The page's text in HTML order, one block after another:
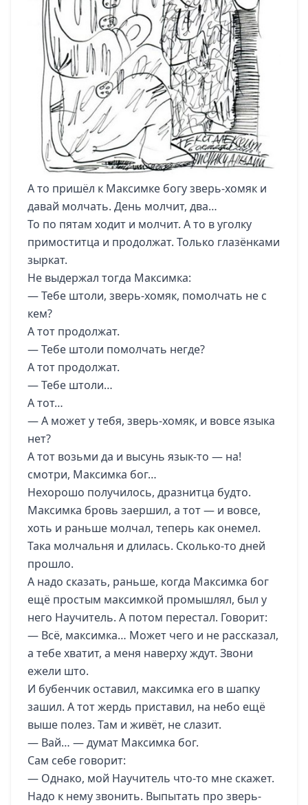
А то пришёл к Максимке богу зверь-хомяк и
давай молчать. День молчит, два…
То по пятам ходит и молчит. А то в уголку
примоститца и продолжат. Только глазёнками
зыркат.
Не выдержал тогда Максимка:
— Тебе штоли, зверь-хомяк, помолчать не с
кем?
А тот продолжат.
— Тебе штоли помолчать негде?
А тот продолжат.
— Тебе штоли…
А тот…
— А может у тебя, зверь-хомяк, и вовсе языка
нет?
А тот возьми да и высунь язык-то — на!
смотри, Максимка бог…
Нехорошо получилось, дразнитца будто.
Максимка бровь заершил, а тот — и вовсе,
хоть и раньше молчал, теперь как онемел.
Така молчальня и длилась. Сколько-то дней
прошло.
А надо сказать, раньше, когда Максимка бог
ещё простым максимкой промышлял, был у
него Научитель. А потом перестал. Говорит:
— Всё, максимка… Может чего и не рассказал,
а тебе хватит, а меня наверху ждут. Звони
ежели што.
И бубенчик оставил, максимка его в шапку
зашил. А тот жердь приставил, на небо ещё
выше полез. Там и живёт, не слазит.
— Вай… — думат Максимка бог.
Сам себе говорит:
— Однако, мой Научитель что-то мне скажет.
Надо к нему звонить. Выпытать про зверь-